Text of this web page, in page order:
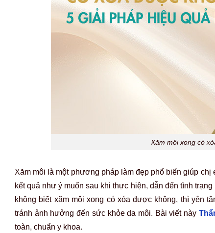
Xăm môi xong có
Xăm môi là một phương pháp làm đẹp phổ biến giúp
kết quả như ý muốn sau khi thực hiện, dẫn đến tình
không biết xăm môi xong có xóa được không, thì yên
tránh ảnh hưởng đến sức khỏe da môi. Bài viết này
toàn, chuẩn y khoa.